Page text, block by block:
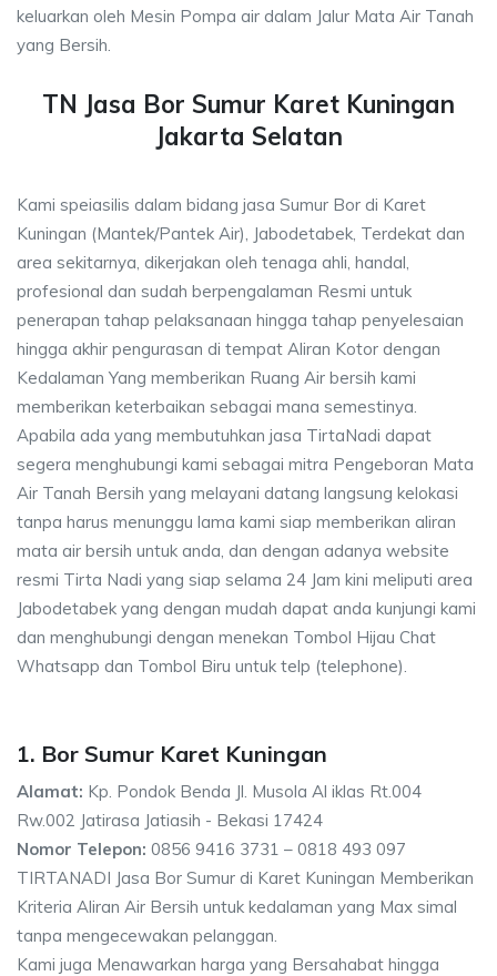
keluarkan oleh Mesin Pompa air dalam Jalur Mata Air Tanah
yang Bersih.
TN Jasa Bor Sumur Karet Kuningan
Jakarta Selatan
Kami speiasilis dalam bidang jasa Sumur Bor di Karet
Kuningan (Mantek/Pantek Air), Jabodetabek, Terdekat dan
area sekitarnya, dikerjakan oleh tenaga ahli, handal,
profesional dan sudah berpengalaman Resmi untuk
penerapan tahap pelaksanaan hingga tahap penyelesaian
hingga akhir pengurasan di tempat Aliran Kotor dengan
Kedalaman Yang memberikan Ruang Air bersih kami
memberikan keterbaikan sebagai mana semestinya.
Apabila ada yang membutuhkan jasa TirtaNadi dapat
segera menghubungi kami sebagai mitra Pengeboran Mata
Air Tanah Bersih yang melayani datang langsung kelokasi
tanpa harus menunggu lama kami siap memberikan aliran
mata air bersih untuk anda, dan dengan adanya website
resmi Tirta Nadi yang siap selama 24 Jam kini meliputi area
Jabodetabek yang dengan mudah dapat anda kunjungi kami
dan menghubungi dengan menekan Tombol Hijau Chat
Whatsapp dan Tombol Biru untuk telp (telephone).
1. Bor Sumur Karet Kuningan
Alamat: Kp. Pondok Benda Jl. Musola Al iklas Rt.004
Rw.002 Jatirasa Jatiasih - Bekasi 17424
Nomor Telepon: 0856 9416 3731 – 0818 493 097
TIRTANADI Jasa Bor Sumur di Karet Kuningan Memberikan
Kriteria Aliran Air Bersih untuk kedalaman yang Max simal
tanpa mengecewakan pelanggan.
Kami juga Menawarkan harga yang Bersahabat hingga